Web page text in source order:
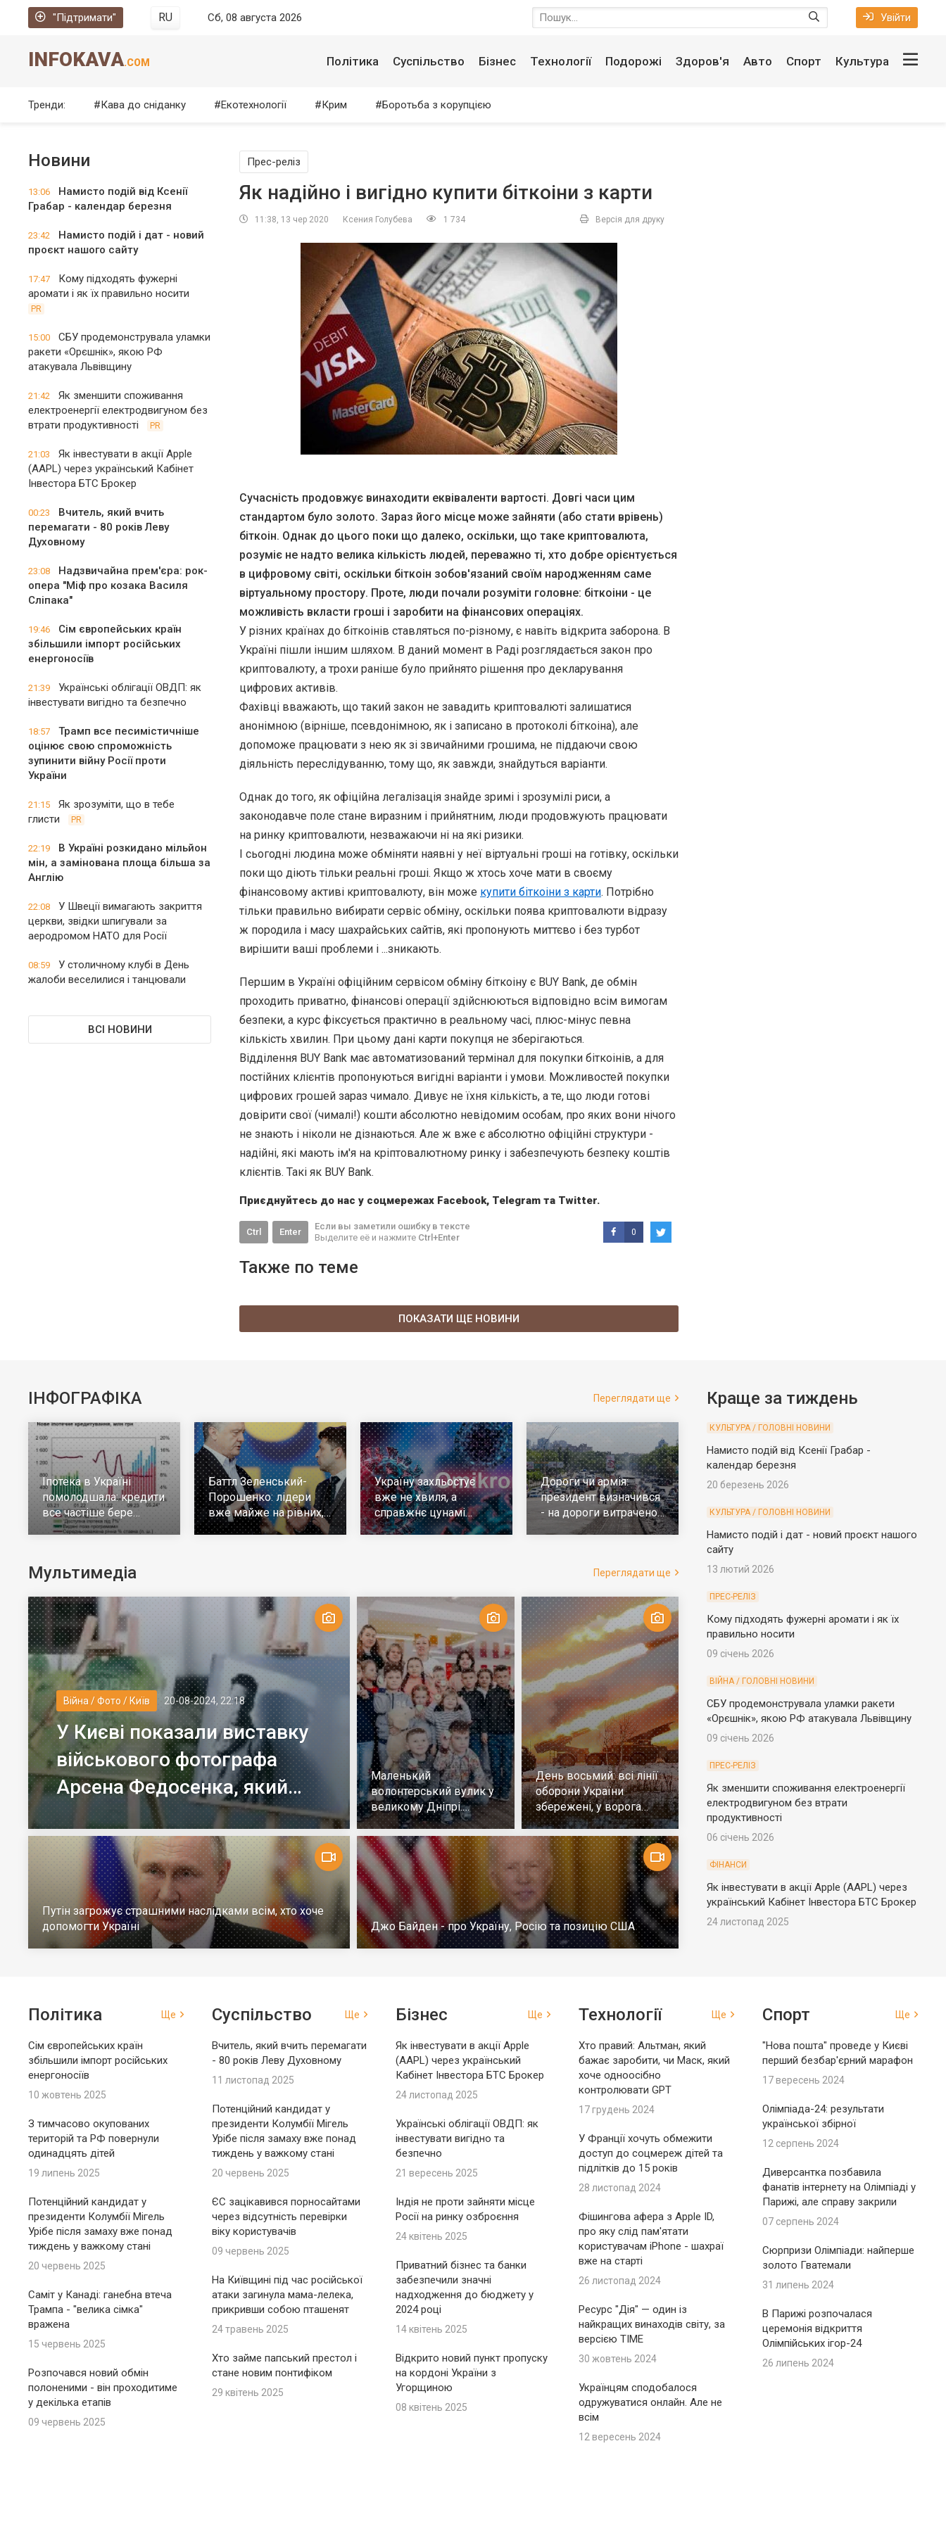
"Підтримати" RU Сб, 08 августа 2026 Увійти
INFOKAVA.COM Політика Суспільство Бізнес Технології Подорожі Здоров'я Авто Спорт Культура
Тренди: Кава до сніданку Екотехнології Крим Боротьба з корупцією
Новини
13:06
Намисто подій від Ксенії
Грабар - календар березня
23:42
Намисто подій і дат - новий
проєкт нашого сайту
17:47
Кому підходять фужерні
аромати і як їх правильно носити
PR
15:00
СБУ продемонструвала уламки
ракети «Орєшнік», якою РФ
атакувала Львівщину
21:42
Як зменшити споживання
електроенергії електродвигуном без
втрати продуктивності
PR
21:03
Як інвестувати в акції Apple
(AAPL) через український Кабінет
Інвестора БТС Брокер
00:23
Вчитель, який вчить
перемагати - 80 років Леву
Духовному
23:08
Надзвичайна прем'єра: рок-
опера "Міф про козака Василя
Сліпака"
19:46
Сім європейських країн
збільшили імпорт російських
енергоносіїв
21:39
Українські облігації ОВДП: як
інвестувати вигідно та безпечно
18:57
Трамп все песимістичніше
оцінює свою спроможність
зупинити війну Росії проти
України
21:15
Як зрозуміти, що в тебе
глисти
PR
22:19
В Україні розкидано мільйон
мін, а замінована площа більша за
Англію
22:08
У Швеції вимагають закриття
церкви, звідки шпигували за
аеродромом НАТО для Росії
08:59
У столичному клубі в День
жалоби веселилися і танцювали
ВСІ НОВИНИ
Прес-реліз
Як надійно і вигідно купити біткоіни з карти
11:38, 13 чер 2020 Ксения Голубева 1 734 Версія для друку
Сучасність продовжує винаходити еквіваленти вартості. Довгі часи цим
стандартом було золото. Зараз його місце може зайняти (або стати врівень)
біткоін. Однак до цього поки що далеко, оскільки, що таке криптовалюта,
розуміє не надто велика кількість людей, переважно ті, хто добре орієнтується
в цифровому світі, оскільки біткоін зобов'язаний своїм народженням саме
віртуальному простору. Проте, люди почали розуміти головне: біткоіни - це
можливість вкласти гроші і заробити на фінансових операціях.
У різних країнах до біткоінів ставляться по-різному, є навіть відкрита заборона. В
Україні пішли іншим шляхом. В даний момент в Раді розглядається закон про
криптовалюту, а трохи раніше було прийнято рішення про декларування
цифрових активів.
Фахівці вважають, що такий закон не завадить криптовалюті залишатися
анонімною (вірніше, псевдонімною, як і записано в протоколі біткоіна), але
допоможе працювати з нею як зі звичайними грошима, не піддаючи свою
діяльність переслідуванню, тому що, як завжди, знайдуться варіанти.
Однак до того, як офіційна легалізація знайде зримі і зрозумілі риси, а
законодавче поле стане виразним і прийнятним, люди продовжують працювати
на ринку криптовалюти, незважаючи ні на які ризики.
І сьогодні людина може обміняти наявні у неї віртуальні гроші на готівку, оскільки
поки що діють тільки реальні гроші. Якщо ж хтось хоче мати в своєму
фінансовому активі криптовалюту, він може купити біткоіни з карти. Потрібно
тільки правильно вибирати сервіс обміну, оскільки поява криптовалюти відразу
ж породила і масу шахрайських сайтів, які пропонують миттєво і без турбот
вирішити ваші проблеми і ...зникають.
Першим в Україні офіційним сервісом обміну біткоіну є BUY Bank, де обмін
проходить приватно, фінансові операції здійснюються відповідно всім вимогам
безпеки, а курс фіксується практично в реальному часі, плюс-мінус певна
кількість хвилин. При цьому дані карти покупця не зберігаються.
Відділення BUY Bank має автоматизований термінал для покупки біткоінів, а для
постійних клієнтів пропонуються вигідні варіанти і умови. Можливостей покупки
цифрових грошей зараз чимало. Дивує не їхня кількість, а те, що люди готові
довірити свої (чималі!) кошти абсолютно невідомим особам, про яких вони нічого
не знають і ніколи не дізнаються. Але ж вже є абсолютно офіційні структури -
надійні, які мають ім'я на кріптовалютному ринку і забезпечують безпеку коштів
клієнтів. Такі як BUY Bank.
Приєднуйтесь до нас у соцмережах Facebook, Telegram та Twitter.
Ctrl Enter
Если вы заметили ошибку в тексте
Выделите её и нажмите Ctrl+Enter 0
Также по теме
ПОКАЗАТИ ЩЕ НОВИНИ
ІНФОГРАФІКА Переглядати ще
Іпотека в Україні
помолодшала: кредити
все частіше бере
молодь до 30 років
Баттл Зеленський-
Порошенко: лідери
вже майже на рівних,
але багато тих, хто не
Україну захльостує
вже не хвиля, а
справжнє цунамі
ковіда. Що робити
Дороги чи армія:
президент визначився
- на дороги витрачено
у 10 разів більше
Мультимедіа Переглядати ще
Війна / Фото / Київ 20-08-2024, 22:18
У Києві показали виставку
військового фотографа
Арсена Федосенка, який
загинув на війні
Маленький
волонтерський вулик у
великому Дніпрі.
Репортаж
День восьмий: всі лінії
оборони України
збережені, у ворога
немає успіху
Путін загрожує страшними наслідками всім, хто хоче
допомогти Україні
Джо Байден - про Україну, Росію та позицію США
Краще за тиждень
КУЛЬТУРА / ГОЛОВНІ НОВИНИ
Намисто подій від Ксенії Грабар -
календар березня
20 березень 2026
КУЛЬТУРА / ГОЛОВНІ НОВИНИ
Намисто подій і дат - новий проєкт нашого
сайту
13 лютий 2026
ПРЕС-РЕЛІЗ
Кому підходять фужерні аромати і як їх
правильно носити
09 січень 2026
ВІЙНА / ГОЛОВНІ НОВИНИ
СБУ продемонструвала уламки ракети
«Орєшнік», якою РФ атакувала Львівщину
09 січень 2026
ПРЕС-РЕЛІЗ
Як зменшити споживання електроенергії
електродвигуном без втрати
продуктивності
06 січень 2026
ФІНАНСИ
Як інвестувати в акції Apple (AAPL) через
український Кабінет Інвестора БТС Брокер
24 листопад 2025
Політика Ще
Сім європейських країн
збільшили імпорт російських
енергоносіїв
10 жовтень 2025
З тимчасово окупованих
територій та РФ повернули
одинадцять дітей
19 липень 2025
Потенційний кандидат у
президенти Колумбії Мігель
Урібе після замаху вже понад
тиждень у важкому стані
20 червень 2025
Саміт у Канаді: ганебна втеча
Трампа - "велика сімка"
вражена
15 червень 2025
Розпочався новий обмін
полоненими - він проходитиме
у декілька етапів
09 червень 2025
Суспільство Ще
Вчитель, який вчить перемагати
- 80 років Леву Духовному
11 листопад 2025
Потенційний кандидат у
президенти Колумбії Мігель
Урібе після замаху вже понад
тиждень у важкому стані
20 червень 2025
ЄС зацікавився порносайтами
через відсутність перевірки
віку користувачів
09 червень 2025
На Київщині під час російської
атаки загинула мама-лелека,
прикривши собою пташенят
24 травень 2025
Хто займе папський престол і
стане новим понтифіком
29 квітень 2025
Бізнес Ще
Як інвестувати в акції Apple
(AAPL) через український
Кабінет Інвестора БТС Брокер
24 листопад 2025
Українські облігації ОВДП: як
інвестувати вигідно та
безпечно
21 вересень 2025
Індія не проти зайняти місце
Росії на ринку озброєння
24 квітень 2025
Приватний бізнес та банки
забезпечили значні
надходження до бюджету у
2024 році
14 квітень 2025
Відкрито новий пункт пропуску
на кордоні України з
Угорщиною
08 квітень 2025
Технології Ще
Хто правий: Альтман, який
бажає заробити, чи Маск, який
хоче одноосібно
контролювати GPT
17 грудень 2024
У Франції хочуть обмежити
доступ до соцмереж дітей та
підлітків до 15 років
28 листопад 2024
Фішингова афера з Apple ID,
про яку слід пам'ятати
користувачам iPhone - шахраї
вже на старті
26 листопад 2024
Ресурс "Дія" — один із
найкращих винаходів світу, за
версією TIME
30 жовтень 2024
Українцям сподобалося
одружуватися онлайн. Але не
всім
12 вересень 2024
Спорт Ще
"Нова пошта" проведе у Києві
перший безбар'єрний марафон
17 вересень 2024
Олімпіада-24: результати
української збірної
12 серпень 2024
Диверсантка позбавила
фанатів інтернету на Олімпіаді у
Парижі, але справу закрили
07 серпень 2024
Сюрпризи Олімпіади: найперше
золото Гватемали
31 липень 2024
В Парижі розпочалася
церемонія відкриття
Олімпійських ігор-24
26 липень 2024